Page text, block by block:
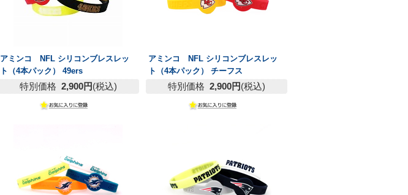
アミンコ NFL シリコンブレスレッ
ト（4本パック） 49ers
特別価格 2,900円(税込)
アミンコ NFL シリコンブレスレッ
ト（4本パック） チーフス
特別価格 2,900円(税込)